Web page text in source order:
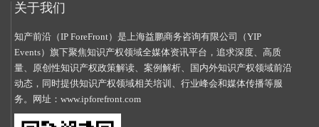
关于我们
知产前沿（IP ForeFront）是上海益鹏商务咨询有限公司（YIP
Events）旗下聚焦知识产权领域全媒体资讯平台，追求深度、高质
量、原创性知识产权政策解读、案例解析、国内外知识产权领域前沿
动态，同时提供知识产权领域相关培训、行业峰会和媒体传播等服
务。网址： www.ipforefront.com